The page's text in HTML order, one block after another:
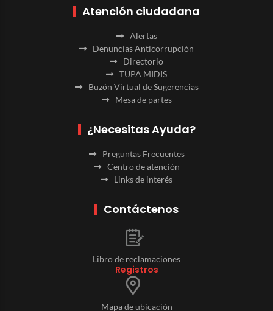
Atención ciudadana
Alertas
Denuncias Anticorrupción
Directorio
TUPA MIDIS
Buzón Virtual de Sugerencias
Mesa de partes
¿Necesitas Ayuda?
Preguntas Frecuentes
Centro de atención
Links de interés
Contáctenos
Libro de reclamaciones
Registros
Mapa de ubicación